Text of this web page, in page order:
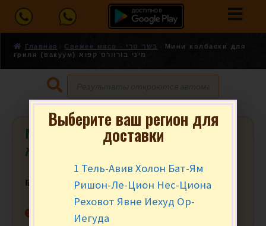
Главная Свежее мясо - בשר טרי
Мини колбаски для
гриля (вакуум) מיני בורוורס קפוא
Мини колбаски для гриля (вакуум)
מיני בורוורס קפוא
₪ за 100 гр.
Нет в наличии
Выберите ваш регион для
доставки
1 Тель-Авив Холон Бат-Ям
Ришон-Ле-Цион Нес-Циона
Реховот Явне Иехуд Ор-
Иегуда